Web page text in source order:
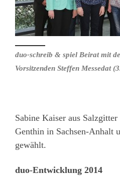
duo-schreib & spiel Beirat mit
Vorsitzenden Steffen Messedat
Sabine Kaiser aus
Genthin in Sachsen-Anhalt
gewählt.
duo-Entwicklung 2014